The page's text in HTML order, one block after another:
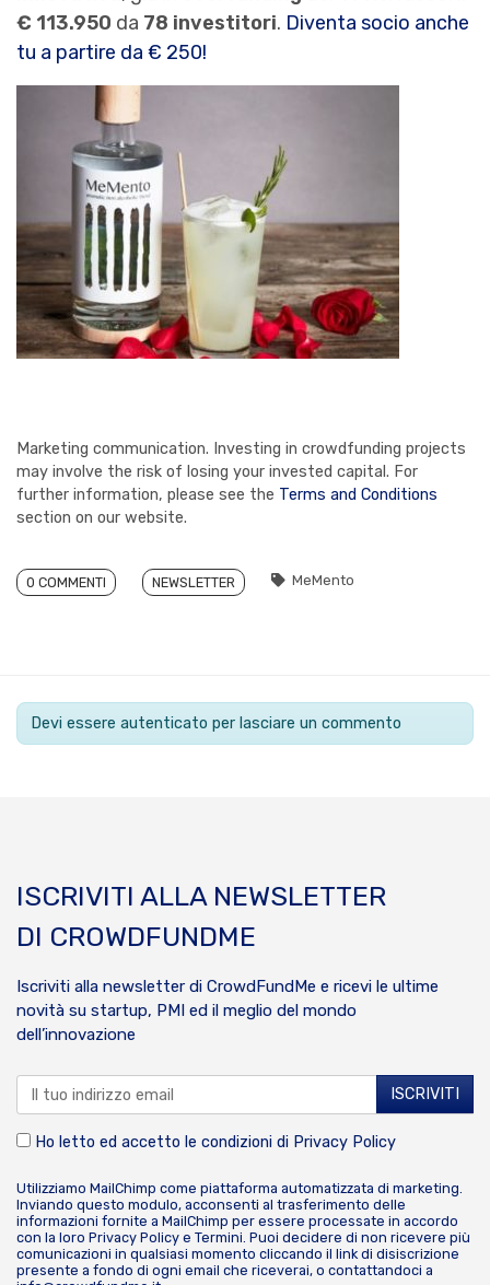
€ 113.950 da 78 investitori. Diventa socio anche
tu a partire da € 250!
Marketing communication. Investing in crowdfunding projects
may involve the risk of losing your invested capital. For
further information, please see the Terms and Conditions
section on our website.
0 COMMENTI NEWSLETTER MeMento
Devi essere autenticato per lasciare un commento
ISCRIVITI ALLA NEWSLETTER
DI CROWDFUNDME
Iscriviti alla newsletter di CrowdFundMe e ricevi le ultime
novità su startup, PMI ed il meglio del mondo
dell’innovazione
Ho letto ed accetto le condizioni di Privacy Policy
Utilizziamo MailChimp come piattaforma automatizzata di marketing.
Inviando questo modulo, acconsenti al trasferimento delle
informazioni fornite a MailChimp per essere processate in accordo
con la loro Privacy Policy e Termini . Puoi decidere di non ricevere più
comunicazioni in qualsiasi momento cliccando il link di disiscrizione
presente a fondo di ogni email che riceverai, o contattandoci a